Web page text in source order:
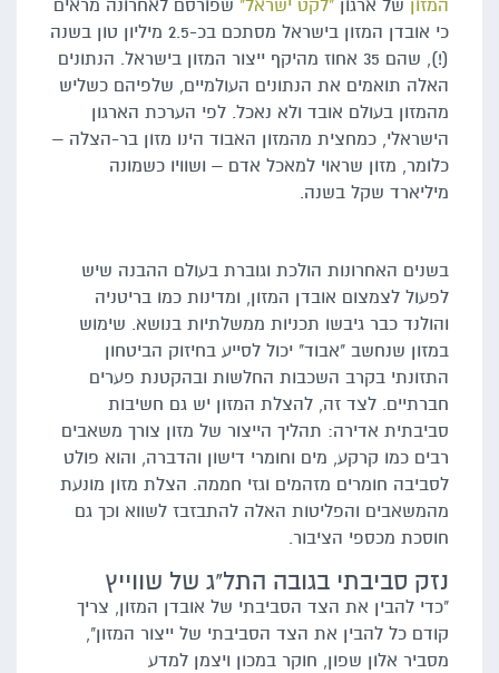
המזון של ארגון "לקט ישראל" שפורסם לאחרונה מראים
כי אובדן המזון בישראל מסתכם בכ-2.5 מיליון טון בשנה
(!), שהם 35 אחוז מהיקף ייצור המזון בישראל. הנתונים
האלה תואמים את הנתונים העולמיים, שלפיהם כשליש
מהמזון בעולם אובד ולא נאכל. לפי הערכת הארגון
הישראלי, כמחצית מהמזון האבוד הינו מזון בר-הצלה –
כלומר, מזון שראוי למאכל אדם – ושוויו כשמונה
מיליארד שקל בשנה.
בשנים האחרונות הולכת וגוברת בעולם ההבנה שיש
לפעול לצמצום אובדן המזון, ומדינות כמו בריטניה
והולנד כבר גיבשו תכניות ממשלתיות בנושא. שימוש
במזון שנחשב "אבוד" יכול לסייע בחיזוק הביטחון
התזונתי בקרב השכבות החלשות ובהקטנת פערים
חברתיים. לצד זה, להצלת המזון יש גם חשיבות
סביבתית אדירה: תהליך הייצור של מזון צורך משאבים
רבים כמו קרקע, מים וחומרי דישון והדברה, והוא פולט
לסביבה חומרים מזהמים וגזי חממה. הצלת מזון מונעת
מהמשאבים והפליטות האלה להתבזבז לשווא וכך גם
חוסכת מכספי הציבור.
נזק סביבתי בגובה התל"ג של שווייץ
"כדי להבין את הצד הסביבתי של אובדן המזון, צריך
קודם כל להבין את הצד הסביבתי של ייצור המזון",
מסביר אלון שפון, חוקר במכון ויצמן למדע